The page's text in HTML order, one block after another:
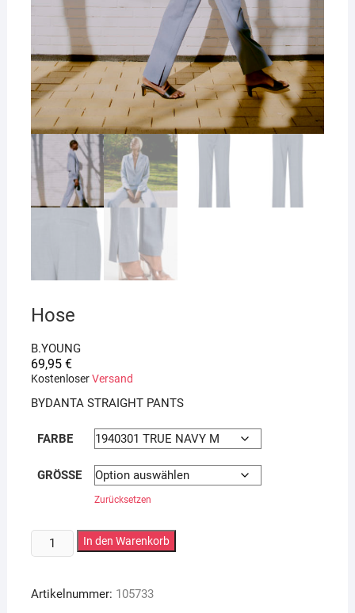
Hose
B.YOUNG
69,95 €
KostenloserVersand
BYDANTA STRAIGHT PANTS
FARBE
GRÖSSE
Zurücksetzen
Hose
Menge
In den Warenkorb
Artikelnummer: 105733